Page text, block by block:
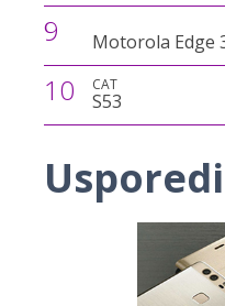
9 Motorola Edge
10 CAT
S53